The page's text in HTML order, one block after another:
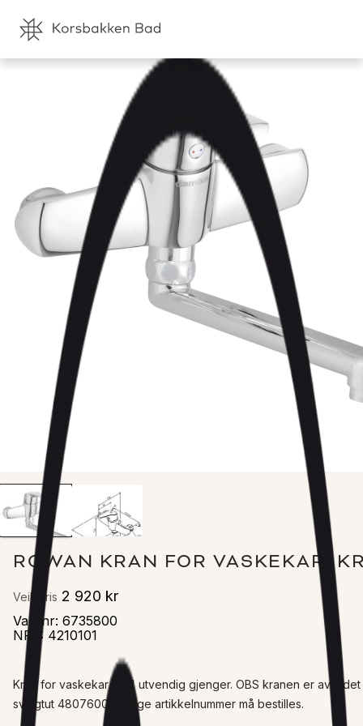
ROWAN KRAN FOR VASKEKAR,
Veil. pris 2 920 kr
Varenr: 6735800
NRF : 4210101
Kran for vaskekar 3/4" utvendig gjenger. OBS kranen er avbildet
svingtut 4807600, begge artikkelnummer må bestilles.